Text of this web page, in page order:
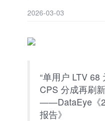
2026-03-03
“单用户 LTV
CPS 分成再刷
——DataEye《
报告》